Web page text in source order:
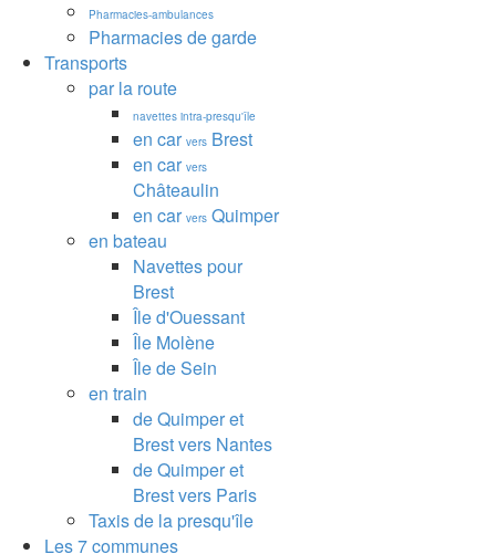
Pharmacies-ambulances
Pharmacies de garde
Transports
par la route
navettes intra-presqu'île
en car vers Brest
en car vers
Châteaulin
en car vers Quimper
en bateau
Navettes pour
Brest
Île d'Ouessant
Île Molène
Île de Sein
en train
de Quimper et
Brest vers Nantes
de Quimper et
Brest vers Paris
Taxis de la presqu'île
Les 7 communes